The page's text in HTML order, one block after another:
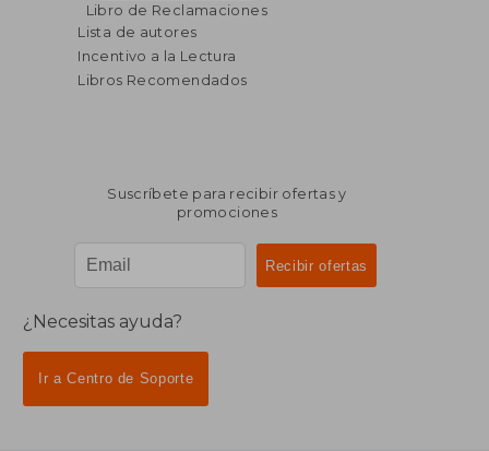
Libro de Reclamaciones
Lista de autores
Incentivo a la Lectura
Libros Recomendados
Suscríbete para recibir ofertas y
promociones
¿Necesitas ayuda?
Ir a Centro de Soporte